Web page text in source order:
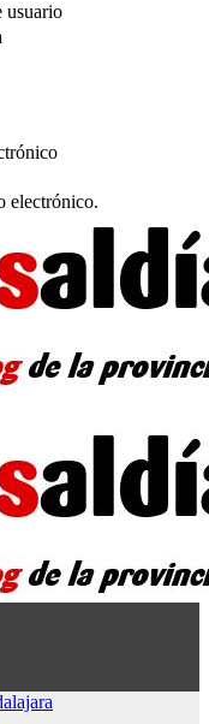
usuario
electrónico.